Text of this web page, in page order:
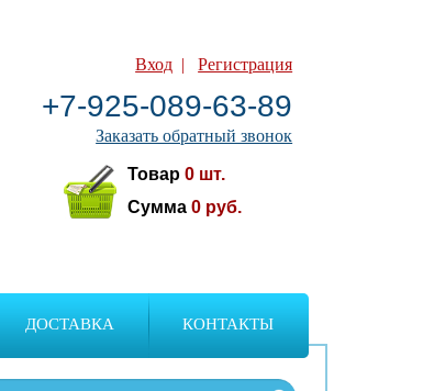
Вход |Регистрация
+7-925-089-63-89
Заказать обратный звонок
Товар0 шт.
Сумма0 руб.
ДОСТАВКА КОНТАКТЫ